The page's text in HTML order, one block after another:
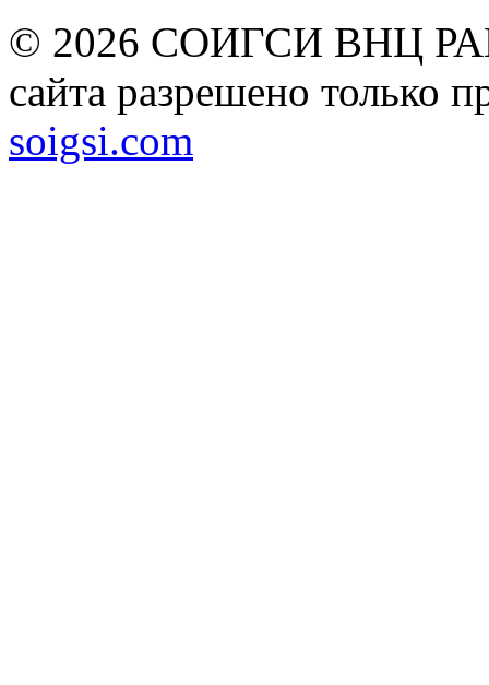
© 2026 СОИГСИ ВНЦ РАН
сайта разрешено только
soigsi.com